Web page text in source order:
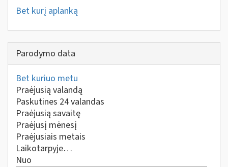
Bet kurį aplanką
Parodymo data
Bet kuriuo metu
Praėjusią valandą
Paskutines 24 valandas
Praėjusią savaitę
Praėjusį mėnesį
Praėjusiais metais
Laikotarpyje…
Nuo